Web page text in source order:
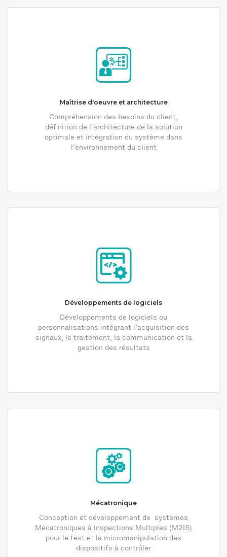
Maîtrise d'oeuvre et architecture
Compréhension des besoins du client,
définition de l'architecture de la solution
optimale et intégration du système dans
l'environnement du client
Développements de logiciels
Développements de logiciels ou
personnalisations intégrant l’acquisition des
signaux, le traitement, la communication et la
gestion des résultats
Mécatronique
Conception et développement de systèmes
Mécatroniques à Inspections Multiples (M2IS)
pour le test et la micromanipulation des
dispositifs à contrôler